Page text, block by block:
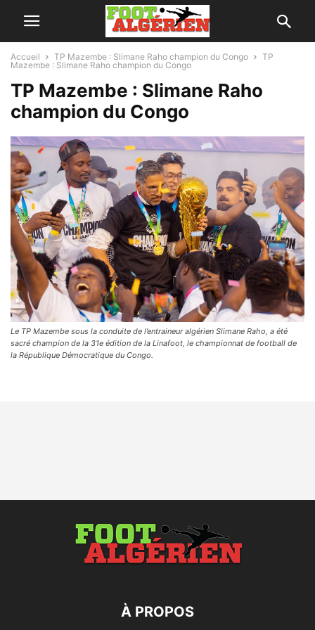
Accueil TP Mazembe : Slimane Raho champion du Congo
TP
Mazembe : Slimane Raho champion du Congo
TP Mazembe : Slimane Raho
champion du Congo
Le TP Mazembe sous la conduite de l’entraineur algérien Slimane Raho, a été
sacré champion de la 31e édition de la Linafoot, le championnat de football de
la République Démocratique du Congo.
À PROPOS